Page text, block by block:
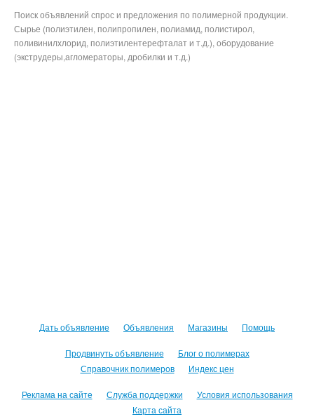
Поиск объявлений спрос и предложения по полимерной продукции.
Сырье (полиэтилен, полипропилен, полиамид, полистирол,
поливинилхлорид, полиэтилентерефталат и т.д.), оборудование
(экструдеры,агломераторы, дробилки и т.д.)
Дать объявление Объявления Магазины Помощь
Продвинуть объявление
Блог о полимерах
Справочник полимеров
Индекс цен
Реклама на сайте Служба поддержки
Условия использования
Карта сайта